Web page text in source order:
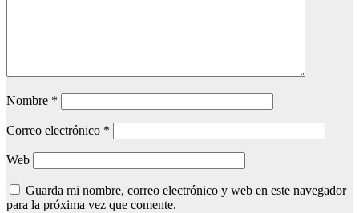
Nombre *
Correo electrónico *
Web
Guarda mi nombre, correo electrónico y web en este navegador
para la próxima vez que comente.